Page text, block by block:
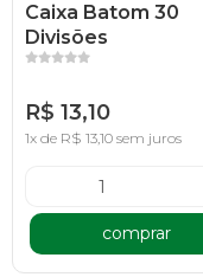
Caixa Batom 30
Divisões
R$ 13,10
1x de R$ 13,10 sem juros
comprar